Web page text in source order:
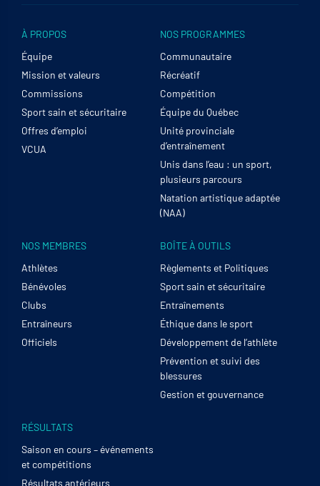
À PROPOS
Équipe
Mission et valeurs
Commissions
Sport sain et sécuritaire
Offres d’emploi
VCUA
NOS PROGRAMMES
Communautaire
Récréatif
Compétition
Équipe du Québec
Unité provinciale
d’entraînement
Unis dans l’eau : un sport,
plusieurs parcours
Natation artistique adaptée
(NAA)
NOS MEMBRES
Athlètes
Bénévoles
Clubs
Entraîneurs
Officiels
BOÎTE À OUTILS
Règlements et Politiques
Sport sain et sécuritaire
Entraînements
Éthique dans le sport
Développement de l’athlète
Prévention et suivi des
blessures
Gestion et gouvernance
RÉSULTATS
Saison en cours – événements
et compétitions
Résultats antérieurs